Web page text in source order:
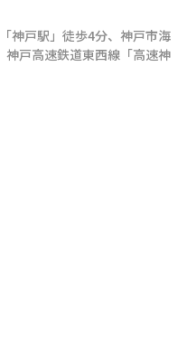
「神戸駅 」 徒歩4分、 神戸市海
神戸高速鉄道東西線 「高速神